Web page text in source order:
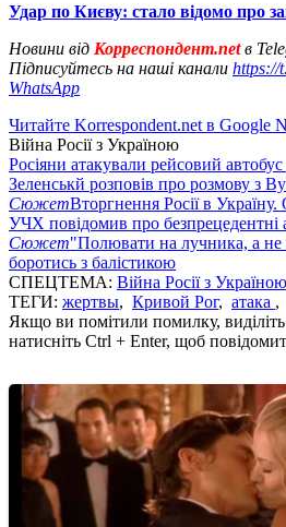
Удар по Києву: стало відомо про
Новини від Корреспондент.netв
Підписуйтесь на наші канали https://
WhatsApp
Читайте Korrespondent.net в Google
Війна Росії з Україною
Росіяни атакували рейсовий
Зеленськй розповів про розмову з
СюжетВторгнення Росії в
УЧХ повідомив про безпрецедентні
Сюжет"Полювати на лучника, а не
боротись з балістикою
СПЕЦТЕМА: Війна Росії з Україною
ТЕГИ: жертвы, Кривой Рог, атака ,
Якщо ви помітили помилку, виділіть
натисніть Ctrl + Enter, щоб